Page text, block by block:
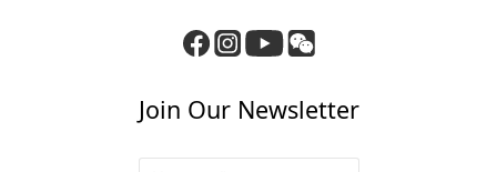
Join Our Newsletter